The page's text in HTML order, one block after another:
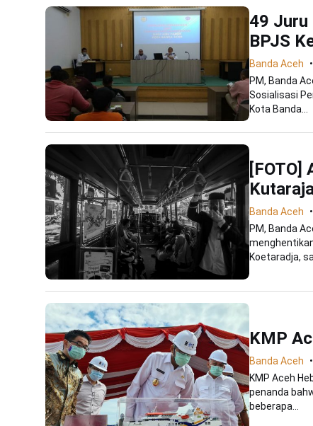
49 Juru
BPJS
Banda Aceh
PM, Banda
Sosialisasi
Kota Banda...
[FOTO]
Banda Aceh
PM, Banda
Koetaradja,
KMP
Banda Aceh
KMP Aceh
penanda
beberapa...